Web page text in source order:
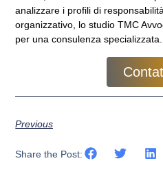
analizzare i profili di
organizzativo, lo studio TMC
per una consulenza specializzata.
Previous
Share the Post: